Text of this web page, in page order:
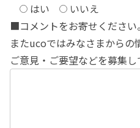
はい
いいえ
■コメントをお寄せください。
またucoではみなさまから
ご意見・ご要望などを募集し